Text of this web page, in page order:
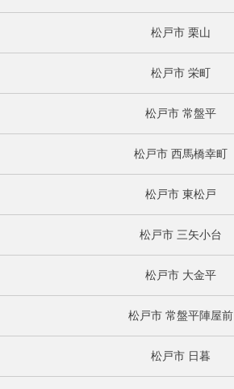
松戸市 栗山
松戸市 栄町
松戸市 常盤平
松戸市 西馬橋幸町
松戸市 東松戸
松戸市 三矢小台
松戸市 大金平
松戸市 常盤平陣屋前
松戸市 日暮